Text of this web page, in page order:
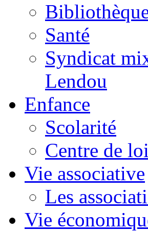
Santé
Syndicat
Lendou
Enfance
Scolarité
Centre de
Vie associative
Les
Vie